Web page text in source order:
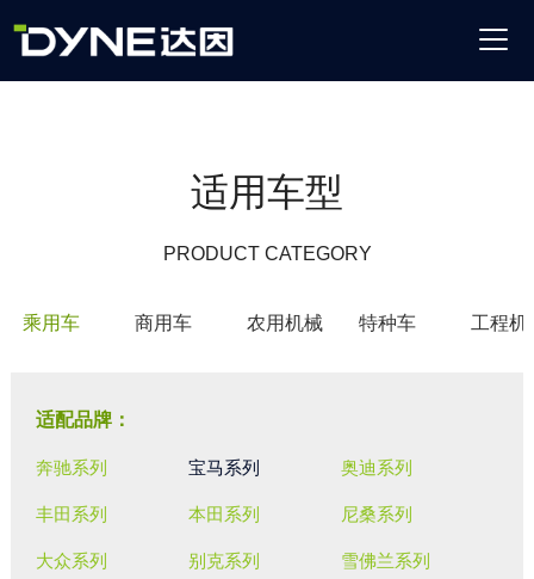
适用车型
PRODUCT CATEGORY
乘用车 商用车 农用机械 特种车 工程机
适配品牌：
奔驰系列 宝马系列 奥迪系列
丰田系列 本田系列 尼桑系列
大众系列 别克系列 雪佛兰系列